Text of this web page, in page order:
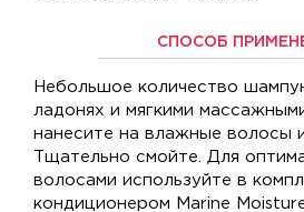
СПОСОБ
Небольшое количество
ладонях и мягкими
нанесите на влажные волосы
Тщательно смойте. Для
волосами используйте в
кондиционером Marine